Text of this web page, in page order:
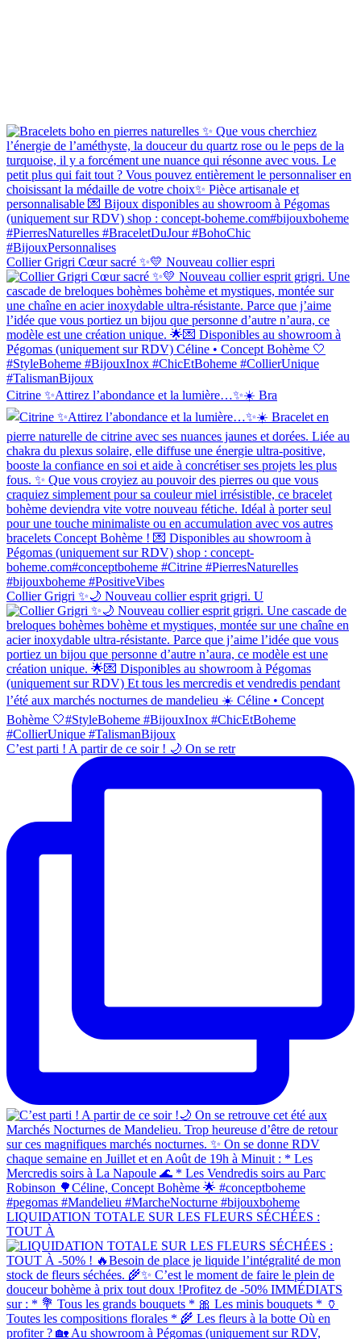
Collier Grigri Cœur sacré ✨💛 Nouveau collier espri
Citrine ✨Attirez l’abondance et la lumière…✨☀️ Bra
Collier Grigri ✨🌙 Nouveau collier esprit grigri. U
C’est parti ! A partir de ce soir ! 🌙 On se retr
LIQUIDATION TOTALE SUR LES FLEURS SÉCHÉES :
TOUT À